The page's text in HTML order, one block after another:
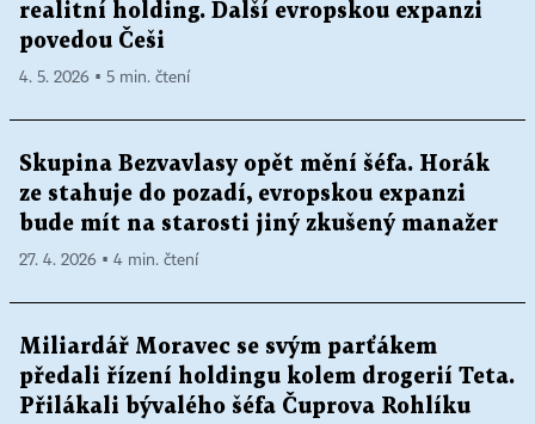
realitní holding. Další evropskou expanzi
povedou Češi
4. 5. 2026 ▪ 5 min. čtení
Skupina Bezvavlasy opět mění šéfa. Horák
ze stahuje do pozadí, evropskou expanzi
bude mít na starosti jiný zkušený manažer
27. 4. 2026 ▪ 4 min. čtení
Miliardář Moravec se svým parťákem
předali řízení holdingu kolem drogerií Teta.
Přilákali bývalého šéfa Čuprova Rohlíku